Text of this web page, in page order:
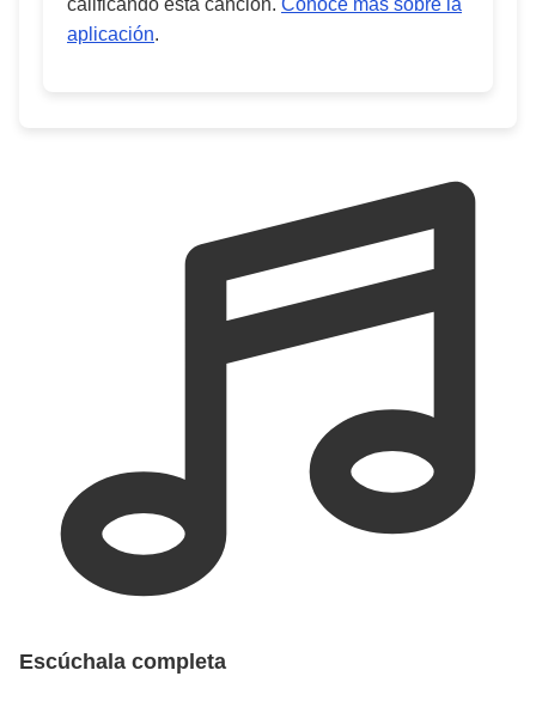
calificando esta canción. Conoce más sobre la
aplicación.
Escúchala completa